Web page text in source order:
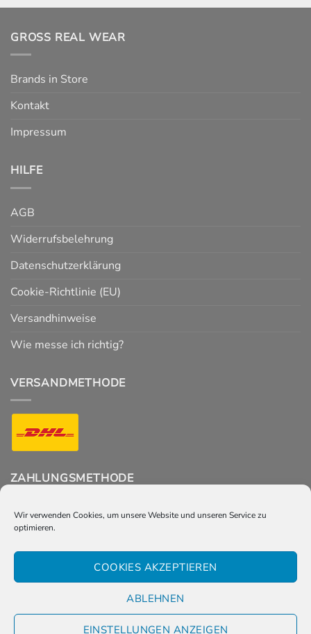
Wir verwenden Cookies, um unsere Website und unseren Service zu
optimieren.
COOKIES AKZEPTIEREN
ABLEHNEN
EINSTELLUNGEN ANZEIGEN
GROSS REAL WEAR
Brands in Store
Kontakt
Impressum
HILFE
AGB
Widerrufsbelehrung
Datenschutzerklärung
Cookie-Richtlinie (EU)
Versandhinweise
Wie messe ich richtig?
VERSANDMETHODE
ZAHLUNGSMETHODE